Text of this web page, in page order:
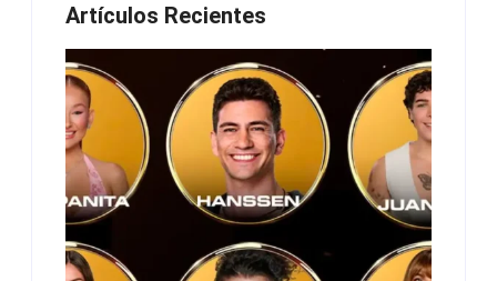
Artículos Recientes